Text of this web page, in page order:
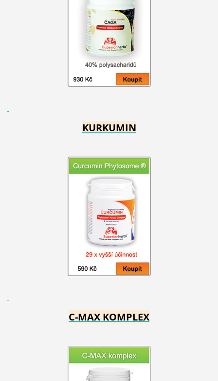
KURKUMIN
C-MAX KOMPLEX